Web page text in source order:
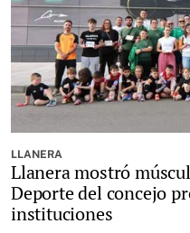
LLANERA
Llanera mostró
Deporte del concejo
instituciones